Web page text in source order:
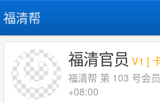
福清帮
福清官员 V1 [
福清帮 第 103 号会
+08:00